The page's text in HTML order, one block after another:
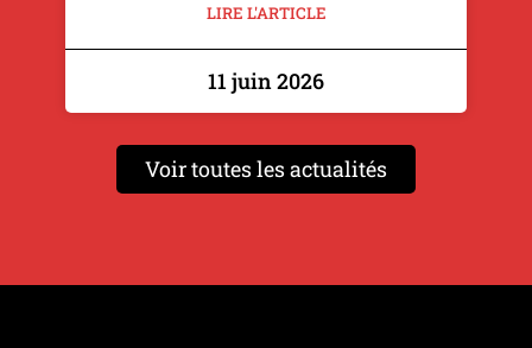
LIRE L'ARTICLE
11 juin 2026
Voir toutes les actualités